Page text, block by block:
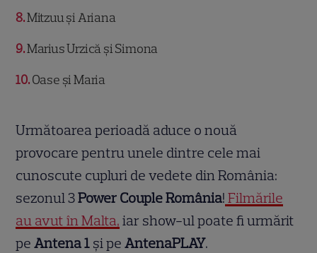
8 Mitzuu și Ariana
9 Marius Urzică și Simona
10Oase și Maria
Următoarea perioadă aduce o nouă
provocare pentru unele dintre cele mai
cunoscute cupluri de vedete din România:
sezonul 3Power Couple România! Filmările
au avut în Malta, iar show-ul poate fi urmărit
peAntena 1 și peAntenaPLAY.